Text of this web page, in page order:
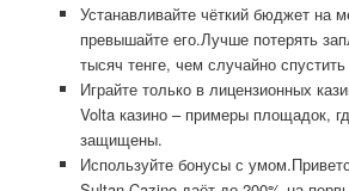
Устанавливайте чёткий бюджет на
превышайте его.Лучше потерять
тысяч тенге, чем случайно
Играйте только в лицензионных
Volta казино – примеры площадок,
защищены.
Используйте бонусы с